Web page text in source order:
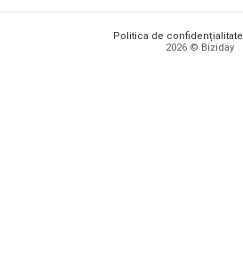
Politica de confidențialitate
2026 © Biziday